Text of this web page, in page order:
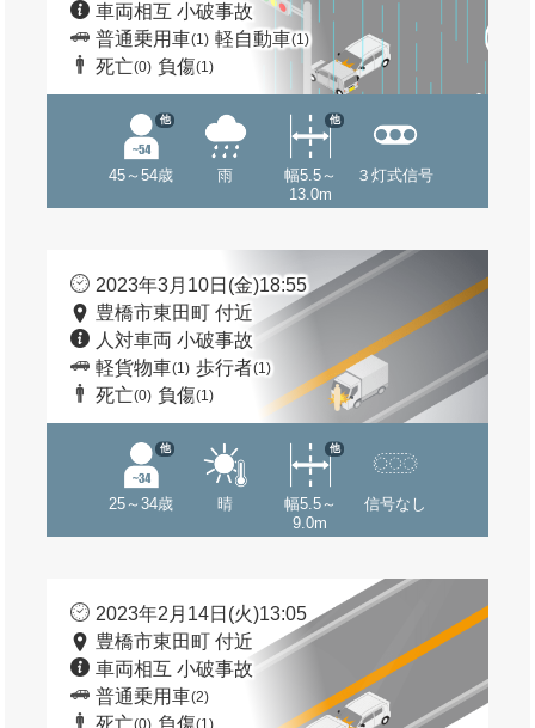
車両相互 小破事故
普通乗用車(1) 軽自動車(1)
死亡(0) 負傷(1)
45～54歳
他
雨
幅5.5～
13.0m
他
３灯式信号
2023年3月10日(金)18:55
豊橋市東田町 付近
人対車両 小破事故
軽貨物車(1) 歩行者(1)
死亡(0) 負傷(1)
25～34歳
他
晴
幅5.5～
9.0m
他
信号なし
2023年2月14日(火)13:05
豊橋市東田町 付近
車両相互 小破事故
普通乗用車(2)
死亡(0) 負傷(1)